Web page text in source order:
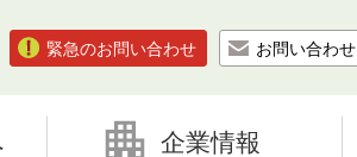
緊急のお問い合わせ お問い合わせ
企業情報